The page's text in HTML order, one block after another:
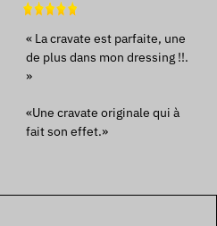
« La cravate est parfaite, une
de plus dans mon dressing !!.
»
«Une cravate originale qui à
fait son effet.»